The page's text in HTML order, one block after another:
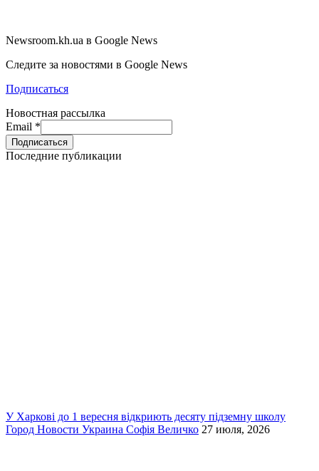
Newsroom.kh.ua в Google News
Следите за новостями в Google News
Подписаться
Новостная рассылка
Email *
Последние публикации
У Харкові до 1 вересня відкриють десяту підземну школу
Город Новости Украина Софія Величко 27 июля, 2026